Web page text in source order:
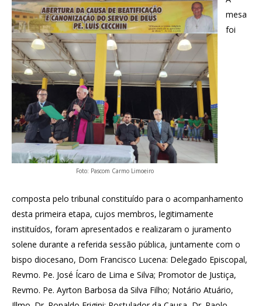
Foto: Pascom Carmo Limoeiro
mesa
foi
composta pelo tribunal constituído para o acompanhamento
desta primeira etapa, cujos membros, legitimamente
instituídos, foram apresentados e realizaram o juramento
solene durante a referida sessão pública, juntamente com o
bispo diocesano, Dom Francisco Lucena: Delegado Episcopal,
Revmo. Pe. José Ícaro de Lima e Silva; Promotor de Justiça,
Revmo. Pe. Ayrton Barbosa da Silva Filho; Notário Atuário,